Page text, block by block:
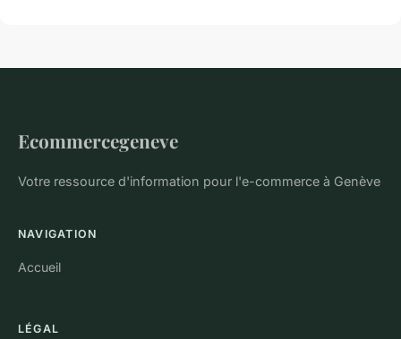
Ecommercegeneve
Votre ressource d'information pour l'e-commerce à Genève
NAVIGATION
Accueil
LÉGAL